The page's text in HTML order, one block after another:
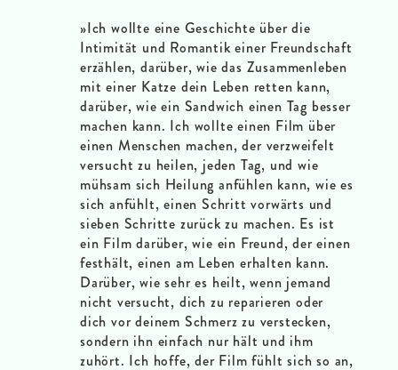
»Ich wollte eine Geschichte über die
Intimität und Romantik einer Freundschaft
erzählen, darüber, wie das Zusammenleben
mit einer Katze dein Leben retten kann,
darüber, wie ein Sandwich einen Tag besser
machen kann. Ich wollte einen Film über
einen Menschen machen, der verzweifelt
versucht zu heilen, jeden Tag, und wie
mühsam sich Heilung anfühlen kann, wie es
sich anfühlt, einen Schritt vorwärts und
sieben Schritte zurück zu machen. Es ist
ein Film darüber, wie ein Freund, der einen
festhält, einen am Leben erhalten kann.
Darüber, wie sehr es heilt, wenn jemand
nicht versucht, dich zu reparieren oder
dich vor deinem Schmerz zu verstecken,
sondern ihn einfach nur hält und ihm
zuhört. Ich hoffe, der Film fühlt sich so an,